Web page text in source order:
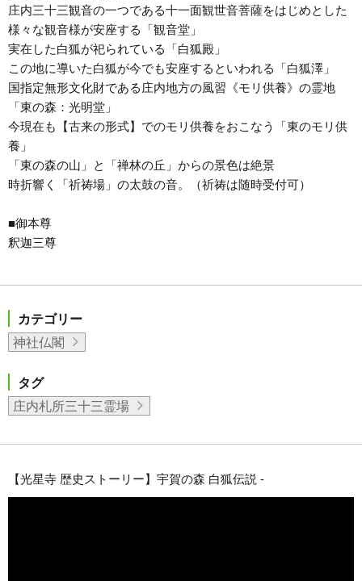
庄内三十三観音の一つである十一面観世音菩薩をはじめとした
様々な観音様が安座する「観音堂」
実在した白狐が祀られている「白狐殿」
この地に導いた白狐が今でも安座するといわれる「白狐澤」
国指定無形文化財である庄内地方の風習《モリ供養》の霊地
「東の森：光明堂」
今現在も【古来の形式】でのモリ供養をおこなう「東のモリ供
養」
「東の森の山」と「禅林の丘」からの景色は絶景
時折響く「祈祷場」の太鼓の音。（祈祷は随時受付可）
■御本尊
釈迦三尊
カテゴリー
神社仏閣
タグ
庄内札所三十三霊場
【光星寺 歴史ストーリー】宇賀の森 白狐伝説 -